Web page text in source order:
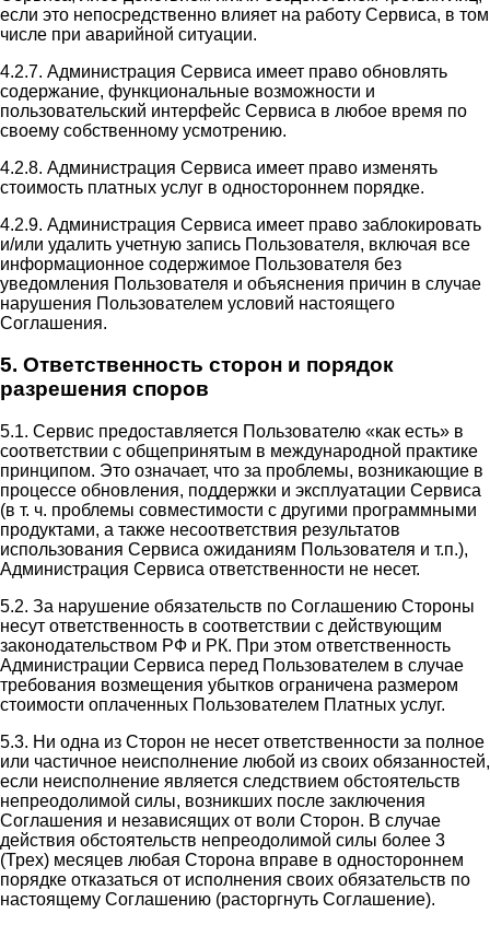
если это непосредственно влияет на работу Сервиса, в том
числе при аварийной ситуации.
4.2.7. Администрация Сервиса имеет право обновлять
содержание, функциональные возможности и
пользовательский интерфейс Сервиса в любое время по
своему собственному усмотрению.
4.2.8. Администрация Сервиса имеет право изменять
стоимость платных услуг в одностороннем порядке.
4.2.9. Администрация Сервиса имеет право заблокировать
и/или удалить учетную запись Пользователя, включая все
информационное содержимое Пользователя без
уведомления Пользователя и объяснения причин в случае
нарушения Пользователем условий настоящего
Соглашения.
5. Ответственность сторон и порядок
разрешения споров
5.1. Сервис предоставляется Пользователю «как есть» в
соответствии с общепринятым в международной практике
принципом. Это означает, что за проблемы, возникающие в
процессе обновления, поддержки и эксплуатации Сервиса
(в т. ч. проблемы совместимости с другими программными
продуктами, а также несоответствия результатов
использования Сервиса ожиданиям Пользователя и т.п.),
Администрация Сервиса ответственности не несет.
5.2. За нарушение обязательств по Соглашению Стороны
несут ответственность в соответствии с действующим
законодательством РФ и РК. При этом ответственность
Администрации Сервиса перед Пользователем в случае
требования возмещения убытков ограничена размером
стоимости оплаченных Пользователем Платных услуг.
5.3. Ни одна из Сторон не несет ответственности за полное
или частичное неисполнение любой из своих обязанностей,
если неисполнение является следствием обстоятельств
непреодолимой силы, возникших после заключения
Соглашения и независящих от воли Сторон. В случае
действия обстоятельств непреодолимой силы более 3
(Трех) месяцев любая Сторона вправе в одностороннем
порядке отказаться от исполнения своих обязательств по
настоящему Соглашению (расторгнуть Соглашение).